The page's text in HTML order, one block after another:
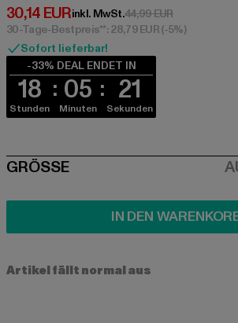
30,14 EUR
Derzeitiger Preis: 30,14 EUR
inkl. MwSt.44,99 EURAktionspreis:
30-Tage-Bestpreis**: 28,79 EUR(-5%)
Sofort lieferbar!
-33% DEAL ENDET IN
18
Stunden
05
Minuten
21
Sekunden
SIZE
GRÖSSE
IN DEN
Artikel fällt normal aus